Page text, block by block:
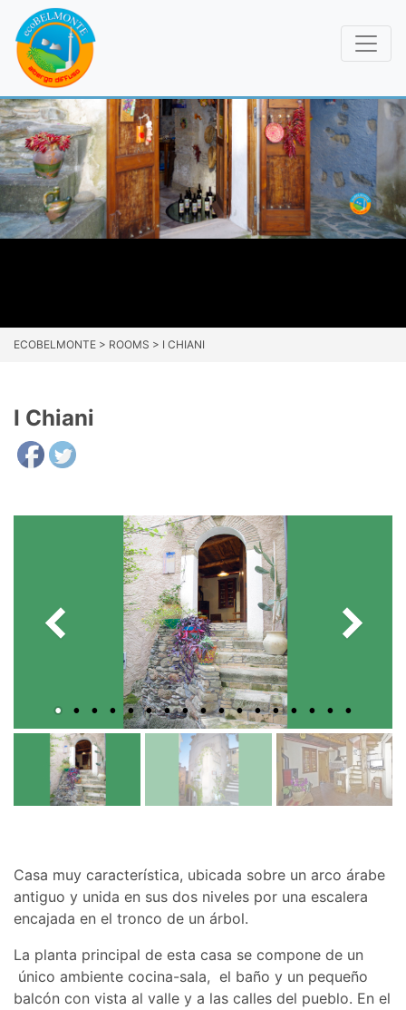
ECOBELMONTE > ROOMS > I CHIANI
I Chiani
Casa muy característica, ubicada sobre un arco árabe
antiguo y unida en sus dos niveles por una escalera
encajada en el tronco de un árbol.
La planta principal de esta casa se compone de un
único ambiente cocina-sala, el baño y un pequeño
balcón con vista al valle y a las calles del pueblo. En el